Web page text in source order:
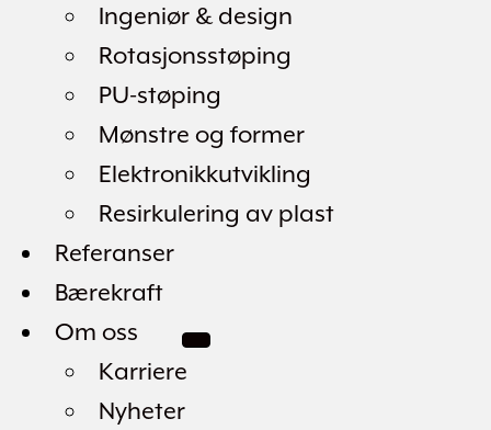
Ingeniør & design
Rotasjonsstøping
PU-støping
Mønstre og former
Elektronikkutvikling
Resirkulering av plast
Referanser
Bærekraft
Om oss
Karriere
Nyheter